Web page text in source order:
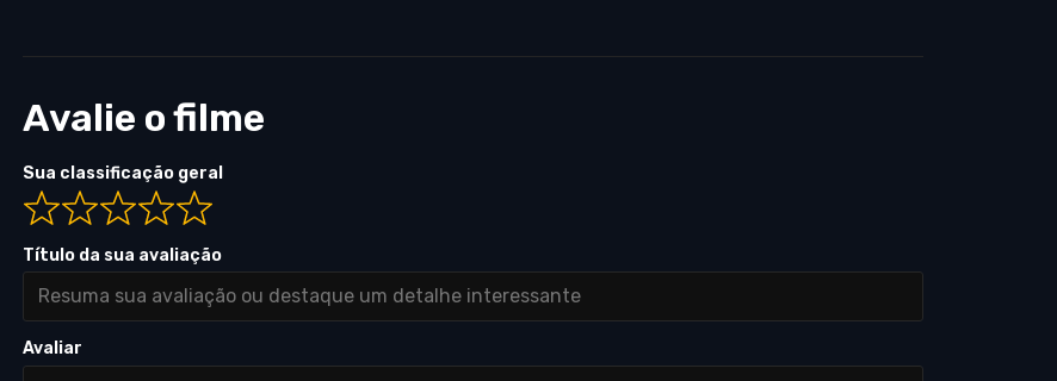
Avalie o filme
Sua classificação geral
Título da sua avaliação
Avaliar